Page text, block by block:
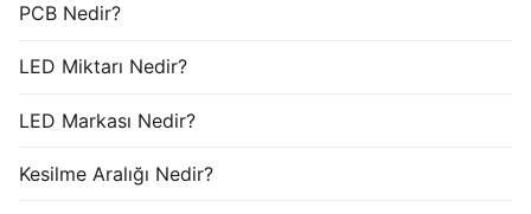
PCB Nedir?
LED Miktarı Nedir?
LED Markası Nedir?
Kesilme Aralığı Nedir?